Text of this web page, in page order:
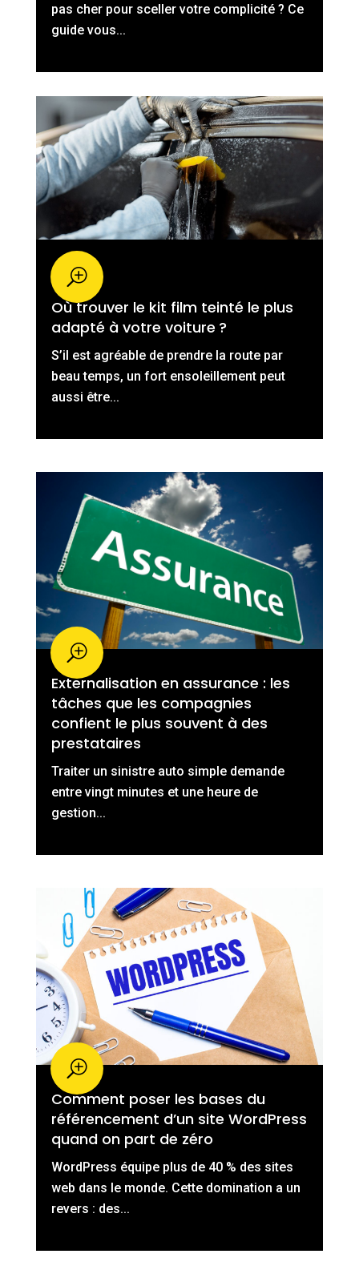
pas cher pour sceller votre complicité ? Ce
guide vous...
Où trouver le kit film teinté le plus
adapté à votre voiture ?
S’il est agréable de prendre la route par
beau temps, un fort ensoleillement peut
aussi être...
Externalisation en assurance : les
tâches que les compagnies
confient le plus souvent à des
prestataires
Traiter un sinistre auto simple demande
entre vingt minutes et une heure de
gestion...
Comment poser les bases du
référencement d’un site WordPress
quand on part de zéro
WordPress équipe plus de 40 % des sites
web dans le monde. Cette domination a un
revers : des...